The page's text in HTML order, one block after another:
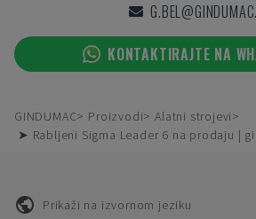
KONTAKTIRAJTE NA
GINDUMAC Proizvodi
Alatni strojevi
➤ Rabljeni Sigma Leader 6 na prodaju |
Prikaži na izvornom jeziku